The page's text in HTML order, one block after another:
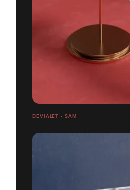
DEVIALET - SAM